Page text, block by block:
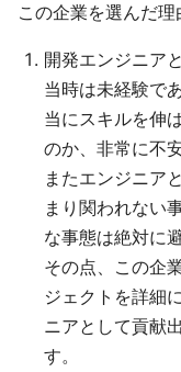
この企業を選んだ理
開発エンジニア
当時は未経験で
当にスキルを伸
のか、非常に不
またエンジニア
まり関われない
な事態は絶対に
その点、この企
ジェクトを詳細
ニアとして貢献
す。